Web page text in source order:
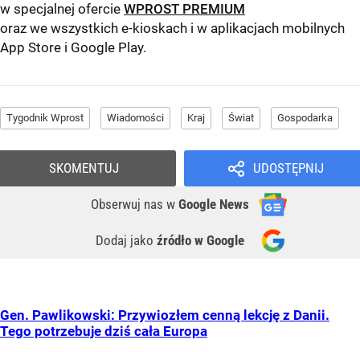
w specjalnej ofercie WPROST PREMIUM
oraz we wszystkich e-kioskach i w aplikacjach mobilnych
App Store i Google Play.
Tygodnik Wprost Wiadomości Kraj Świat Gospodarka
UDOSTĘPNIJ
Obserwuj nas w Google News
Dodaj jako źródło w Google
SKOMENTUJ
Gen. Pawlikowski: Przywiozłem cenną lekcję z Danii.
Tego potrzebuje dziś cała Europa